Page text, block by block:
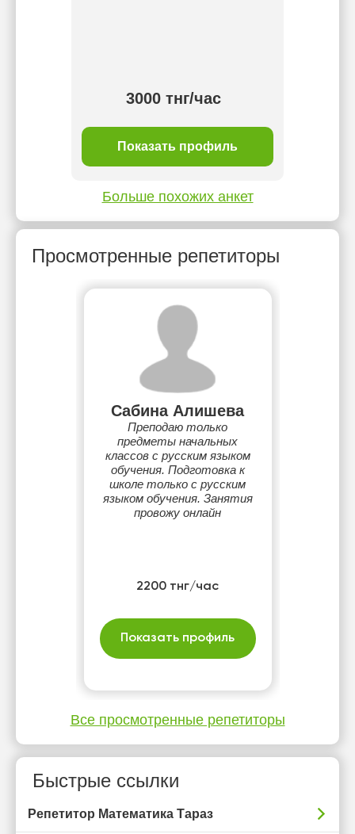
3000 тнг/час
Показать профиль
Больше похожих анкет
Просмотренные репетиторы
Сабина Алишева
Преподаю только
предметы начальных
классов с русским языком
обучения. Подготовка к
школе только с русским
языком обучения. Занятия
провожу онлайн
2200 тнг/час
Показать профиль
Все просмотренные репетиторы
Быстрые ссылки
Репетитор Математика Тараз